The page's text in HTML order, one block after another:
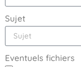
Sujet
Eventuels fichiers